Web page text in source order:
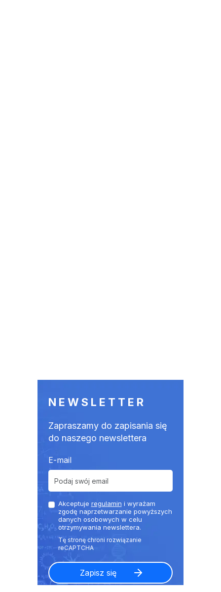
NEWSLETTER
Zapraszamy do zapisania się
do naszego newslettera
E-mail
Akceptuje regulamin i wyrażam
zgodę naprzetwarzanie powyższych
danych osobowych w celu
otrzymywania newslettera.